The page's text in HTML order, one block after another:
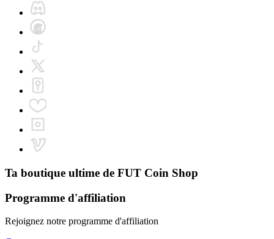
Ta boutique ultime de FUT Coin Shop
Programme d'affiliation
Rejoignez notre programme d'affiliation